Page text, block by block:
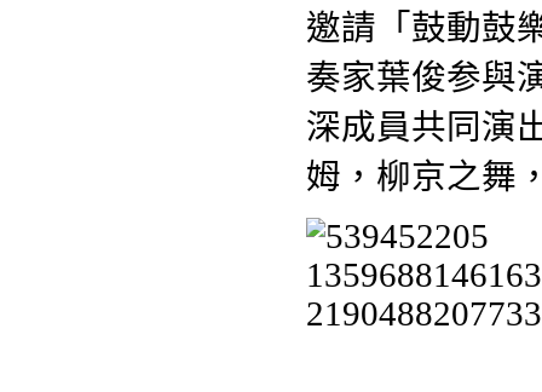
邀請「鼓動鼓
奏家葉俊参與
深成員共同演
姆，柳京之舞